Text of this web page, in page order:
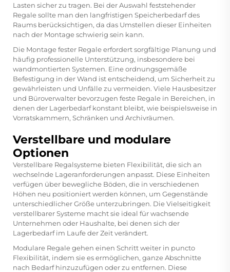
Lasten sicher zu tragen. Bei der Auswahl feststehender
Regale sollte man den langfristigen Speicherbedarf des
Raums berücksichtigen, da das Umstellen dieser Einheiten
nach der Montage schwierig sein kann.
Die Montage fester Regale erfordert sorgfältige Planung und
häufig professionelle Unterstützung, insbesondere bei
wandmontierten Systemen. Eine ordnungsgemäße
Befestigung in der Wand ist entscheidend, um Sicherheit zu
gewährleisten und Unfälle zu vermeiden. Viele Hausbesitzer
und Büroverwalter bevorzugen feste Regale in Bereichen, in
denen der Lagerbedarf konstant bleibt, wie beispielsweise in
Vorratskammern, Schränken und Archivräumen.
Verstellbare und modulare
Optionen
Verstellbare Regalsysteme bieten Flexibilität, die sich an
wechselnde Lageranforderungen anpasst. Diese Einheiten
verfügen über bewegliche Böden, die in verschiedenen
Höhen neu positioniert werden können, um Gegenstände
unterschiedlicher Größe unterzubringen. Die Vielseitigkeit
verstellbarer Systeme macht sie ideal für wachsende
Unternehmen oder Haushalte, bei denen sich der
Lagerbedarf im Laufe der Zeit verändert.
Modulare Regale gehen einen Schritt weiter in puncto
Flexibilität, indem sie es ermöglichen, ganze Abschnitte
nach Bedarf hinzuzufügen oder zu entfernen. Diese